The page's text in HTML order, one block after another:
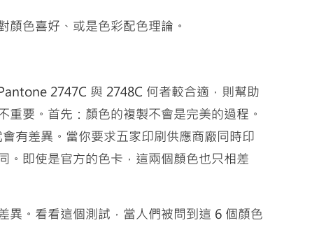
顏色喜好、或是色彩配色理論。
2747C 與 2748C 何者較合適，則幫助
要。首先：顏色的複製不會是完美的過程。
有差異。當你要求五家印刷供應商廠同時印
。即使是官方的色卡，這兩個顏色也只相差
異。看看這個測試，當人們被問到這 6 個顏色